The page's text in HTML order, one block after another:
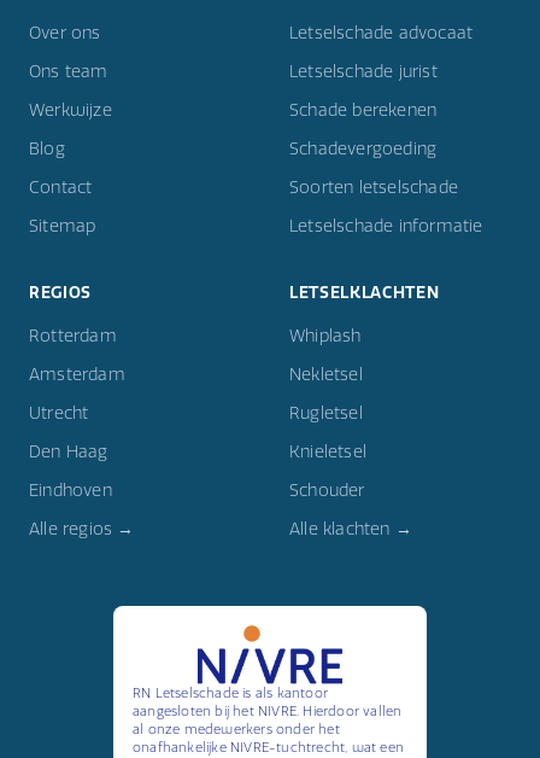
Over ons
Ons team
Werkwijze
Blog
Contact
Sitemap
Letselschade advocaat
Letselschade jurist
Schade berekenen
Schadevergoeding
Soorten letselschade
Letselschade informatie
REGIOS
Rotterdam
Amsterdam
Utrecht
Den Haag
Eindhoven
Alle regios →
LETSELKLACHTEN
Whiplash
Nekletsel
Rugletsel
Knieletsel
Schouder
Alle klachten →
RN Letselschade is als kantoor
aangesloten bij het NIVRE. Hierdoor vallen
al onze medewerkers onder het
onafhankelijke NIVRE-tuchtrecht, wat een